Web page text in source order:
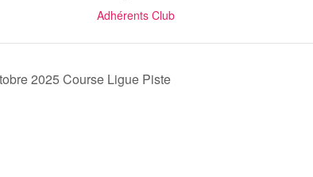
Adhérents Club
2025 Course Ligue Piste